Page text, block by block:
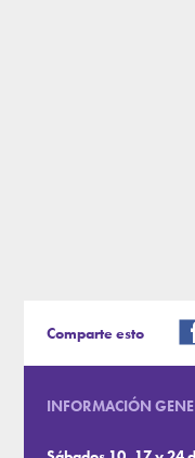
Comparte esto
INFORMACIÓN